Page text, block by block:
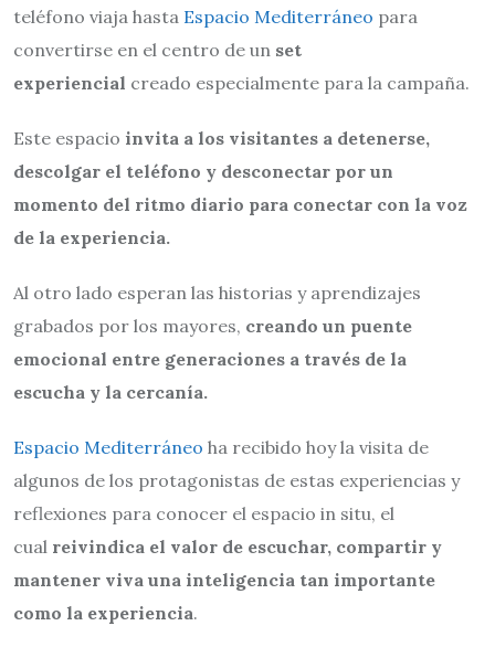
teléfono viaja hasta Espacio Mediterráneo para
convertirse en el centro de un set
experiencial creado especialmente para la campaña.
Este espacio invita a los visitantes a detenerse,
descolgar el teléfono y desconectar por un
momento del ritmo diario para conectar con la voz
de la experiencia.
Al otro lado esperan las historias y aprendizajes
grabados por los mayores, creando un puente
emocional entre generaciones a través de la
escucha y la cercanía.
Espacio Mediterráneo ha recibido hoy la visita de
algunos de los protagonistas de estas experiencias y
reflexiones para conocer el espacio in situ, el
cual reivindica el valor de escuchar, compartir y
mantener viva una inteligencia tan importante
como la experiencia.